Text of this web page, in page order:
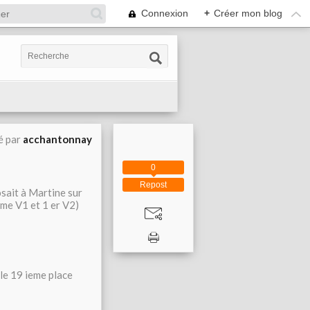
Connexion + Créer mon blog
par acchantonnay
à Martine sur
V1 et 1 er V2)
19 ieme place
Repost
0